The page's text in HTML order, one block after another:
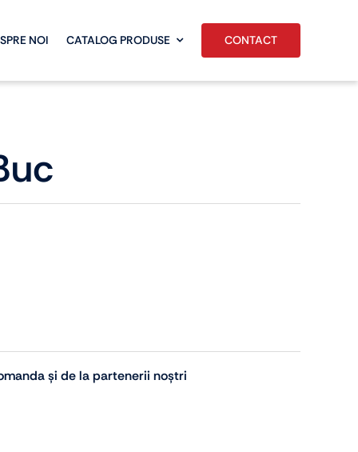
NOI CATALOG PRODUSE CONTACT
și de la partenerii noștri